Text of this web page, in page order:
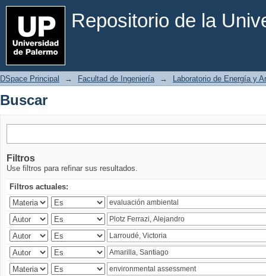
Repositorio de la
Buscar
DSpace Principal → Facultad de Ingeniería → Laboratorio de Energía y
Buscar
Filtros
Use filtros para refinar sus resultados.
Filtros actuales: